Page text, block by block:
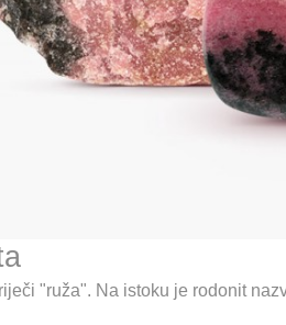
"ruža". Na istoku je rodonit